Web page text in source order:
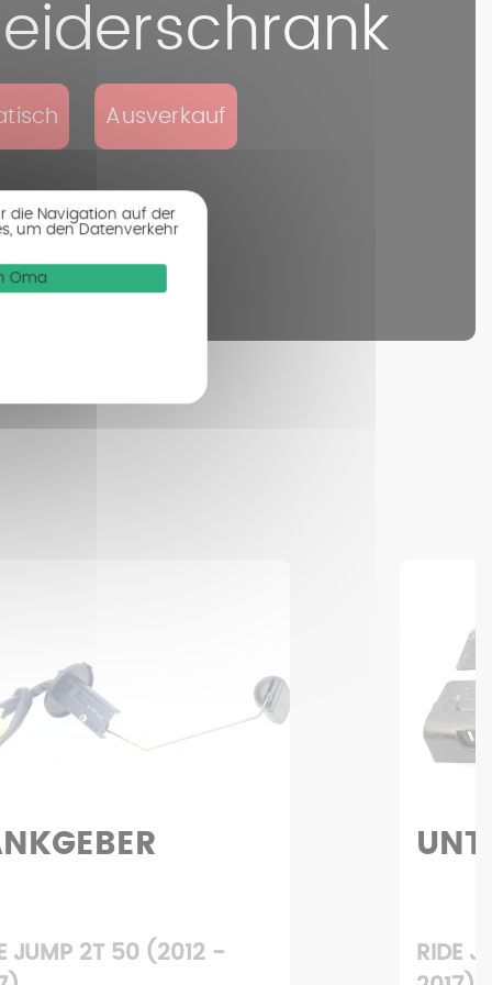
die Navigation auf der
um den Datenverkehr
Oma
Ausverkauf
JUMP 2T 50 (2012 -